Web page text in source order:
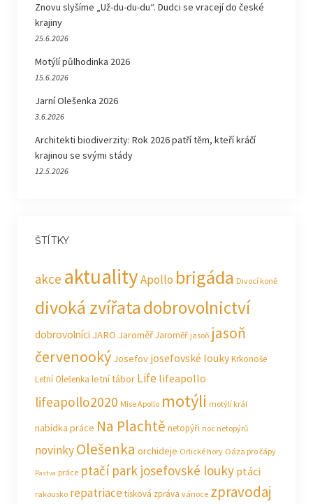
Znovu slyšíme „Už-du-du-du“. Dudci se vracejí do české
krajiny
25.6.2026
Motýlí půlhodinka 2026
15.6.2026
Jarní Olešenka 2026
3.6.2026
Architekti biodiverzity: Rok 2026 patří těm, kteří kráčí
krajinou se svými stády
12.5.2026
ŠTÍTKY
akce aktualityApollo brigáda Divocí koně
divoká zvířatadobrovolnictví
dobrovolníci JARO JaroměřJaroměř jasoň jasoň
červenooký Josefov josefovské loukyKrkonoše
Letní Olešenka letní tábor Life lifeapollo
lifeapollo2020 Mise Apollo motýli motýlí král
nabídka práce Na Plachtě netopýři noc netopýrů
novinkyOlešenka orchideje Orlické hory Oáza pro čápy
Pastva práce ptačí park josefovské louky ptáci
rakousko repatriacetisková zpráva vánoce zpravodaj